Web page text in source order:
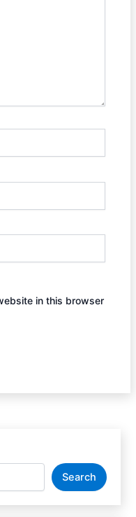
in this browser
Search